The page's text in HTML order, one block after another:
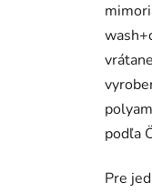
podľa
Pre